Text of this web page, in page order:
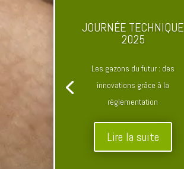
JOURNÉE TECHNIQUE
2025
Les gazons du futur : des
innovations grâce à la
réglementation
Lire la suite